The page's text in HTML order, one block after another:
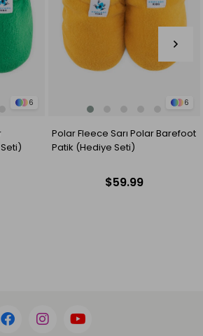
6 6
Polar Fleece Saks Polar
Barefoot Patik (Hediye Seti)
$59.99